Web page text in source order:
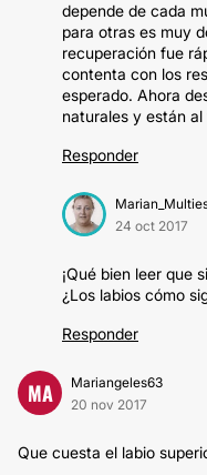
depende de cada
para otras es muy
recuperación fue
contenta con los
esperado. Ahora
naturales y están
Responder
24 oct 2017
¡Qué bien leer que
¿Los labios cómo
Responder
MA
Mariangeles63
20 nov 2017
Que cuesta el labio